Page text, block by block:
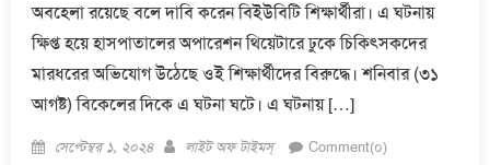
অবহেলা রয়েছে বলে দাবি করেন বিইউবিটি শিক্ষার্থীরা। এ ঘটনায়
ক্ষিপ্ত হয়ে হাসপাতালের অপারেশন থিয়েটারে ঢুকে চিকিৎসকদের
মারধরের অভিযোগ উঠেছে ওই শিক্ষার্থীদের বিরুদ্ধে। শনিবার (৩১
আগষ্ট) বিকেলের দিকে এ ঘটনা ঘটে। এ ঘটনায় […]
Posted
সেপ্টেম্বর ১, ২০২৪ Author
লাইট অফ টাইমস্ Comment(০)